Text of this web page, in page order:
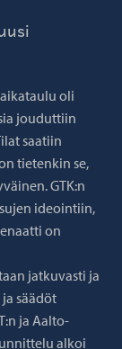
oli
jouduttiin
saatiin
tietenkin se,
GTK:n
ideointiin,
on
jatkuvasti ja
säädöt
ja Aalto-
alkoi